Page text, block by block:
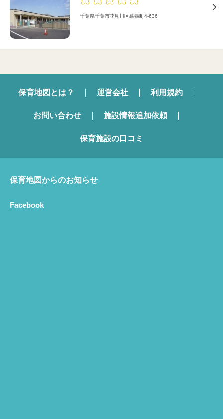
千葉県千葉市花見川区幕張町4-636
保育地図とは？ 運営会社 利用規約
お問い合わせ 施設情報追加依頼
保育施設の口コミ
保育地図からのお知らせ
Facebook